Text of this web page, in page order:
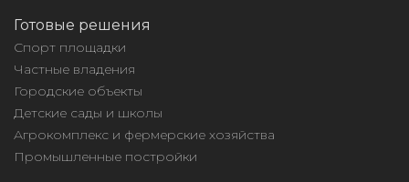
Готовые решения
Спорт площадки
Частные владения
Городские объекты
Детские сады и школы
Агрокомплекс и фермерские хозяйства
Промышленные постройки